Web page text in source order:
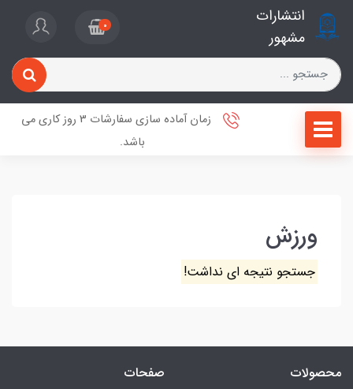
انتشارات
مشهور
0
زمان آماده سازی سفارشات 3 روز کاری می
باشد.
ورزش
جستجو نتیجه ای نداشت!
محصولات صفحات